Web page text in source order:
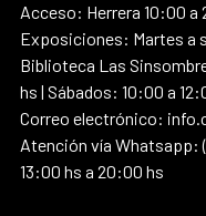
Acceso: Herrera 10:00 a
Exposiciones: Martes a
Biblioteca Las
hs | Sábados: 10:00 a
Correo electrónico:
Atención vía Whatsapp:
13:00 hs a 20:00 hs